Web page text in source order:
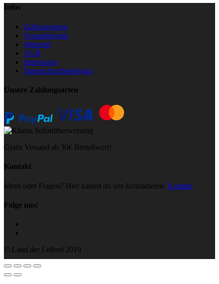
Infos
Zahlungsarten
Versandkosten
Widerruf
AGB
Impressum
Datenschutzbelehrung
Unsere Zahlungsarten
Gratis Versand ab 30€ Bestellwert!
Kontakt
Ideen oder Fragen? Hier kannst du uns kontaktieren: Kontakt
Folge uns!
© Land der Leiberl 2019